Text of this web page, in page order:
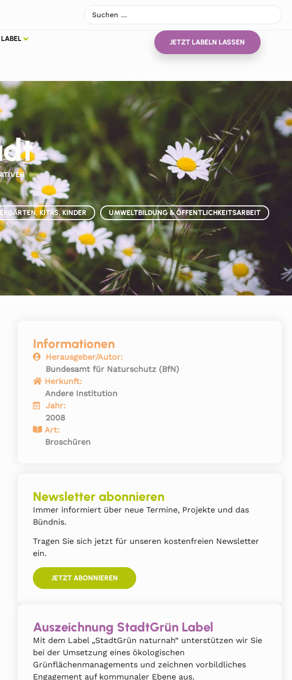
LABEL JETZT LABELN LASSEN
KITAS, KINDER UMWELTBILDUNG & ÖFFENTLICHKEITSARBEIT
Informationen
Herausgeber/Autor:
Bundesamt für Naturschutz (BfN)
Herkunft:
Andere Institution
Jahr:
2008
Art:
Broschüren
Newsletter abonnieren
Immer informiert über neue Termine, Projekte und das
Bündnis.
Tragen Sie sich jetzt für unseren kostenfreien Newsletter
ein.
JETZT ABONNIEREN
Auszeichnung StadtGrün Label
Mit dem Label „StadtGrün naturnah“ unterstützen wir Sie
bei der Umsetzung eines ökologischen
Grünflächenmanagements und zeichnen vorbildliches
Engagement auf kommunaler Ebene aus.